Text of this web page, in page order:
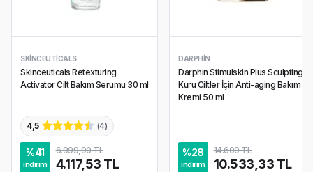
SKINCEUTICALS
Skinceuticals Retexturing
Activator Cilt Bakım Serumu 30 ml
4,5 (4)
%41
indirim
6.999,90 TL
4.117,53 TL
DARPHIN
Darphin Stimulskin Plus Sculpting
Kuru Ciltler İçin Anti-aging Bakım
Kremi 50 ml
%28
indirim
14.600 TL
10.533,33 TL